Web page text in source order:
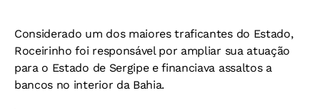
Considerado um dos maiores traficantes do Estado,
Roceirinho foi responsável por ampliar sua atuação
para o Estado de Sergipe e financiava assaltos a
bancos no interior da Bahia.